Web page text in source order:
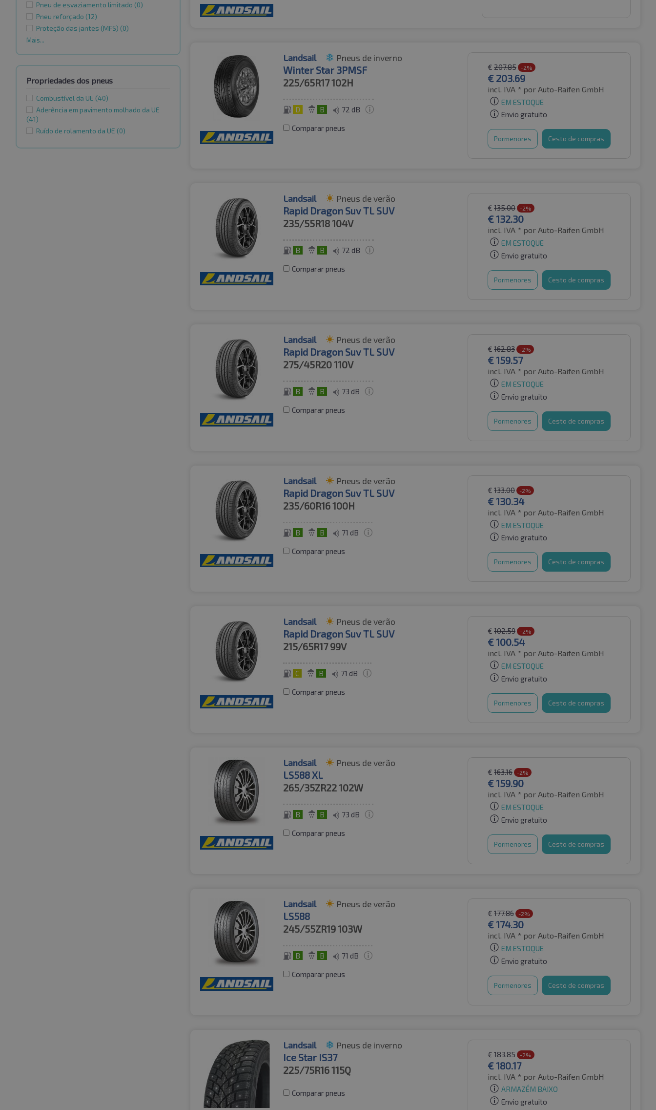
Pneu de esvaziamento limitado (0)
Pneu reforçado (12)
Proteção das jantes (MFS) (0)
Mais...
Propriedades dos pneus
Combustível da UE (40)
Aderência em pavimento molhado da UE
(41)
Ruído de rolamento da UE (0)
Landsail Pneus de inverno
Winter Star 3PMSF
225/65R17102H
D B 72 dB
Comparar pneus
€ 207.85 -2%
€ 203.69
incl. IVA * por Auto-Raifen GmbH
EM ESTOQUE
Envio gratuito
Pormenores Cesto de compras
Landsail Pneus de verão
Rapid Dragon Suv TL SUV
235/55R18104V
B B 72 dB
Comparar pneus
€ 135.00 -2%
€132.30
incl. IVA * por Auto-Raifen GmbH
EM ESTOQUE
Envio gratuito
Pormenores Cesto de compras
Landsail Pneus de verão
Rapid Dragon Suv TL SUV
275/45R20110V
B B 73 dB
Comparar pneus
€ 162.83 -2%
€159.57
incl. IVA * por Auto-Raifen GmbH
EM ESTOQUE
Envio gratuito
Pormenores Cesto de compras
Landsail Pneus de verão
Rapid Dragon Suv TL SUV
235/60R16100H
B B 71 dB
Comparar pneus
€ 133.00 -2%
€130.34
incl. IVA * por Auto-Raifen GmbH
EM ESTOQUE
Envio gratuito
Pormenores Cesto de compras
Landsail Pneus de verão
Rapid Dragon Suv TL SUV
215/65R1799V
C B 71 dB
Comparar pneus
€ 102.59 -2%
€100.54
incl. IVA * por Auto-Raifen GmbH
EM ESTOQUE
Envio gratuito
Pormenores Cesto de compras
Landsail Pneus de verão
LS588 XL
265/35ZR22102W
B B 73 dB
Comparar pneus
€ 163.16 -2%
€159.90
incl. IVA * por Auto-Raifen GmbH
EM ESTOQUE
Envio gratuito
Pormenores Cesto de compras
Landsail Pneus de verão
LS588
245/55ZR19103W
B B 71 dB
Comparar pneus
€ 177.86 -2%
€174.30
incl. IVA * por Auto-Raifen GmbH
EM ESTOQUE
Envio gratuito
Pormenores Cesto de compras
Landsail Pneus de inverno
Ice Star IS37
225/75R16115Q
Comparar pneus
€ 183.85 -2%
€180.17
incl. IVA * por Auto-Raifen GmbH
ARMAZÉM BAIXO
Envio gratuito